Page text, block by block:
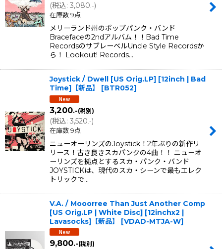
(税込: 3,080 .-)
在庫数 9点
メリーランド州のポップパンク・バンド
Bracefaceの2ndアルバム！！Bad Time
RecordsのサブレーベルUncle Style Recordsか
ら！ Lookout! Records…
Joystick / Dwell [US Orig.LP] [12inch | Bad
Time]【新品】
[BTR052]
3,200.-(税別)
(税込: 3,520 .-)
在庫数 9点
ニューオーリンズのJoystick！2年ぶりの新作リ
リース！古き良きスカパンクの4曲！！ ニューオ
ーリンズを拠点とするスカ・パンク・バンド
JOYSTICKは、現代のスカ・シーンで最もエレク
トリックで…
V.A. / Mooorree Than Just Another Comp
[US Orig.LP | White Disc] [12inchx2 |
Lavasocks]【新品】
[VDAD-MTJA-W]
9,800.-(税別)